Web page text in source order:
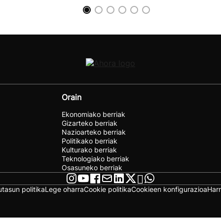
Orain
Ekonomiako berriak
Gizarteko berriak
Nazioarteko berriak
Politikako berriak
Kulturako berriak
Teknologiako berriak
Osasuneko berriak
politikaLege oharraCookie politikaCookieen konfigurazioa